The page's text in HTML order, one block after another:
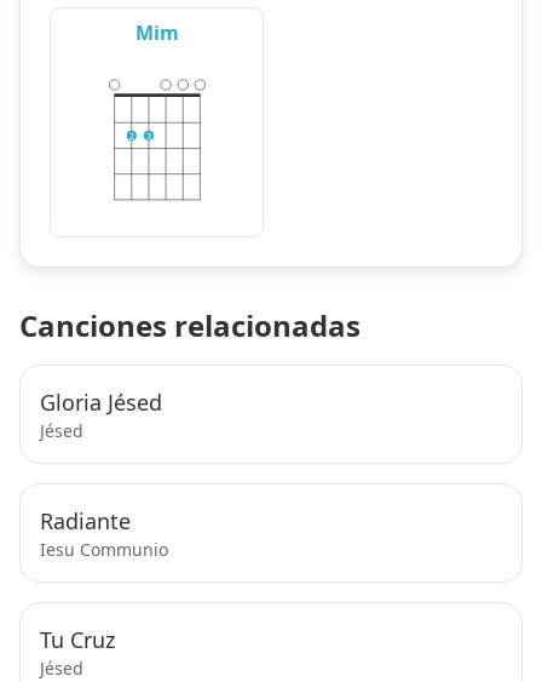
Mim
2 3
Canciones relacionadas
Gloria Jésed
Jésed
Radiante
Iesu Communio
Tu Cruz
Jésed